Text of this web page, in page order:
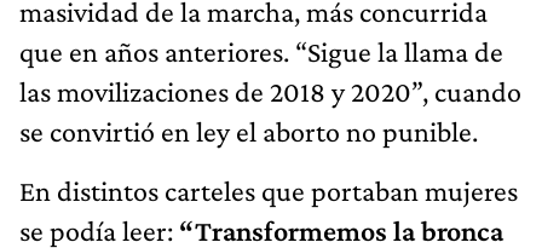
masividad de la marcha, más concurrida
que en años anteriores. “Sigue la llama de
las movilizaciones de 2018 y 2020”, cuando
se convirtió en ley el aborto no punible.
En distintos carteles que portaban mujeres
se podía leer: “Transformemos la bronca